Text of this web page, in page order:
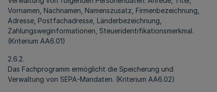
Vornamen, Nachnamen, Namenszusatz, Firmenbezeichnung,
Adresse, Postfachadresse, Länderbezeichnung,
Zahlungsweginformationen, Steueridentifikationsmerkmal.
(Kriterium AA6.01)
2.6.2.
Das Fachprogramm ermöglicht die Speicherung und
Verwaltung von SEPA-Mandaten. (Kriterium AA6.02)